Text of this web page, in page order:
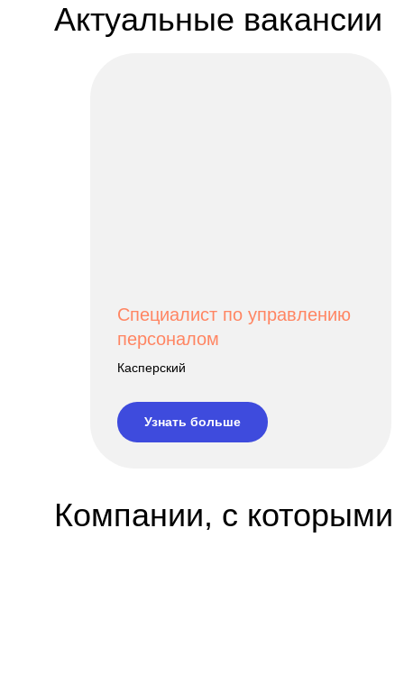
Актуальные вакансии
Специалист по управлению
персоналом
Касперский
Узнать больше
Компании, с